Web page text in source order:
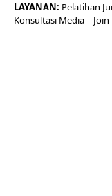
LAYANAN: Pelatihan
Konsultasi Media– Join